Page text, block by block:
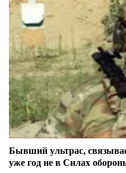
Бывший ультрас,
уже год не в Силах